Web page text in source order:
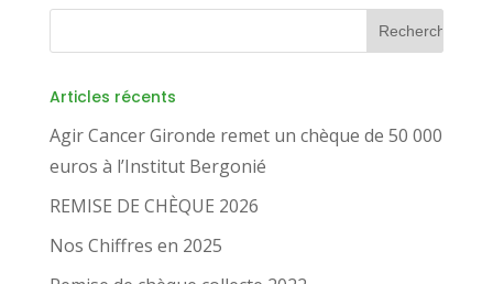
Articles récents
Agir Cancer Gironde remet un chèque de 50 000
euros à l’Institut Bergonié
REMISE DE CHÈQUE 2026
Nos Chiffres en 2025